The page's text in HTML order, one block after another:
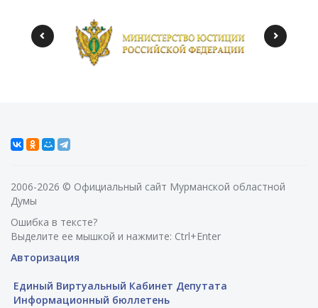
2006-2026 © Официальный сайт Мурманской областной
Думы
Ошибка в тексте?
Выделите ее мышкой и нажмите: Ctrl+Enter
Авторизация
Единый Виртуальный Кабинет Депутата
Информационный бюллетень